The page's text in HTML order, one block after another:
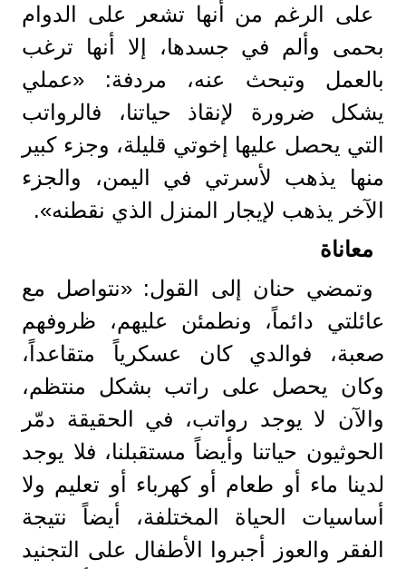
على الرغم من أنها تشعر على الدوام
بحمى وألم في جسدها، إلا أنها ترغب
بالعمل وتبحث عنه، مردفة: «عملي
يشكل ضرورة لإنقاذ حياتنا، فالرواتب
التي يحصل عليها إخوتي قليلة، وجزء كبير
منها يذهب لأسرتي في اليمن، والجزء
الآخر يذهب لإيجار المنزل الذي نقطنه».
معاناة
وتمضي حنان إلى القول: «نتواصل مع
عائلتي دائماً، ونطمئن عليهم، ظروفهم
صعبة، فوالدي كان عسكرياً متقاعداً،
وكان يحصل على راتب بشكل منتظم،
والآن لا يوجد رواتب، في الحقيقة دمّر
الحوثيون حياتنا وأيضاً مستقبلنا، فلا يوجد
لدينا ماء أو طعام أو كهرباء أو تعليم ولا
أساسيات الحياة المختلفة، أيضاً نتيجة
الفقر والعوز أجبروا الأطفال على التجنيد